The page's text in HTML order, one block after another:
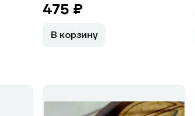
475 ₽
В корзину